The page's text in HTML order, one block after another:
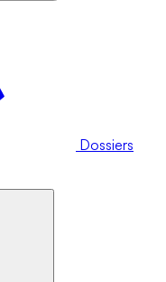
Dossiers